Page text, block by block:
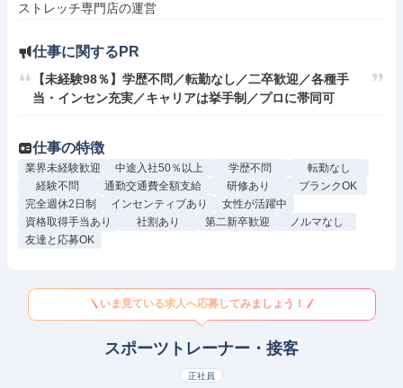
ストレッチ専門店の運営
仕事に関するPR
【未経験98％】学歴不問／転勤なし／二卒歓迎／各種手
当・インセン充実／キャリアは挙手制／プロに帯同可
仕事の特徴
業界未経験歓迎 中途入社50％以上 学歴不問
転勤なし
経験不問
通勤交通費全額支給 研修あり
ブランクOK
完全週休2日制
インセンティブあり
女性が活躍中
資格取得手当あり
社割あり 第二新卒歓迎
ノルマなし
友達と応募OK
いま見ている求人へ応募してみましょう！
スポーツトレーナー・接客
正社員